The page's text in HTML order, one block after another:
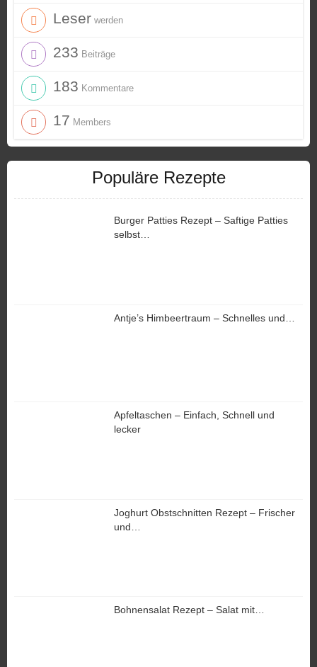
Leser werden
233 Beiträge
183 Kommentare
17 Members
Populäre Rezepte
Burger Patties Rezept – Saftige Patties
selbst…
Antje’s Himbeertraum – Schnelles und…
Apfeltaschen – Einfach, Schnell und
lecker
Joghurt Obstschnitten Rezept – Frischer
und…
Bohnensalat Rezept – Salat mit…